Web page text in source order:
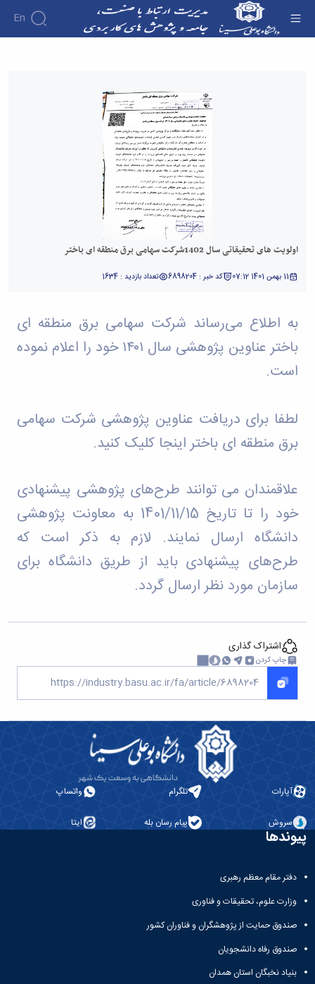
En
منطقه ای باختر - دفتر ارتباط با صنعت
اولویت های تحقیقاتی سال 1402شرکت سهامی برق منطقه ای باختر
11 بهمن 1401 07:12 کد خبر : 6898204 تعداد بازدید : 1634
به اطلاع می‌رساند شرکت سهامی برق منطقه ای
باختر عناوین پژوهشی سال ۱۴۰۱ خود را اعلام نموده
است.
لطفا برای دریافت عناوین پژوهشی شرکت سهامی
برق منطقه ای باختراینجا کلیک کنید.
علاقمندان می توانند طرح‌های پژوهشی پیشنهادی
خود را تا تاریخ 1401/11/15 به معاونت پژوهشی
دانشگاه ارسال نمایند. لازم به ذکر است که
طرح‌های پیشنهادی باید از طریق دانشگاه برای
سازمان مورد نظر ارسال گردد.
اشتراک گذاری
چاپ کردن
آپارات تلگرام واتساپ
سروش پیام رسان بله ایتا
پیوندها
دفتر مقام معظم رهبری
وزارت علوم، تحقیقات و فناوری
صندوق حمایت از پژوهشگران و فناوران کشور
صندوق رفاه دانشجویان
بنیاد نخبگان استان همدان